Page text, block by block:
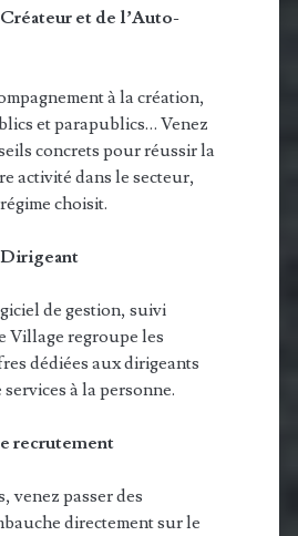
et de l’Auto-
à la création,
et parapublics… Venez
concrets pour réussir la
activité dans le secteur,
choisit.
de gestion, suivi
Village regroupe les
dédiées aux dirigeants
à la personne.
recrutement
venez passer des
directement sur le